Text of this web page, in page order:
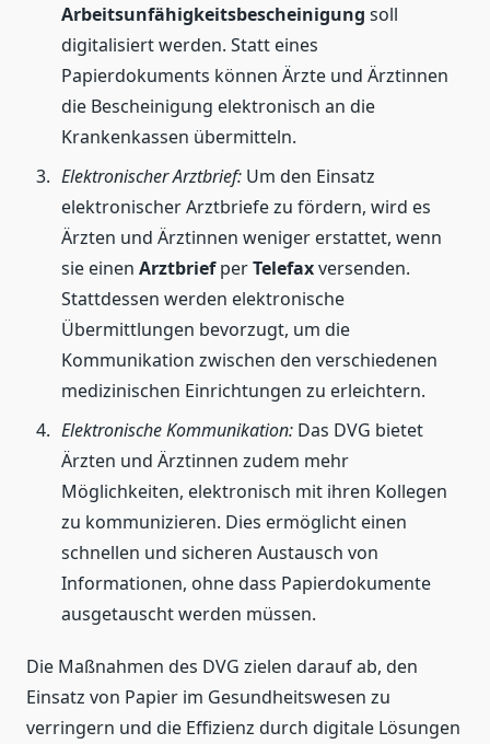
Arbeitsunfähigkeitsbescheinigung soll
digitalisiert werden. Statt eines
Papierdokuments können Ärzte und Ärztinnen
die Bescheinigung elektronisch an die
Krankenkassen übermitteln.
Elektronischer Arztbrief: Um den Einsatz
elektronischer Arztbriefe zu fördern, wird es
Ärzten und Ärztinnen weniger erstattet, wenn
sie einen ArztbriefperTelefaxversenden.
Stattdessen werden elektronische
Übermittlungen bevorzugt, um die
Kommunikation zwischen den verschiedenen
medizinischen Einrichtungen zu erleichtern.
Elektronische Kommunikation: Das DVG bietet
Ärzten und Ärztinnen zudem mehr
Möglichkeiten, elektronisch mit ihren Kollegen
zu kommunizieren. Dies ermöglicht einen
schnellen und sicheren Austausch von
Informationen, ohne dass Papierdokumente
ausgetauscht werden müssen.
Die Maßnahmen des DVG zielen darauf ab, den
Einsatz von Papier im Gesundheitswesen zu
verringern und die Effizienz durch digitale Lösungen